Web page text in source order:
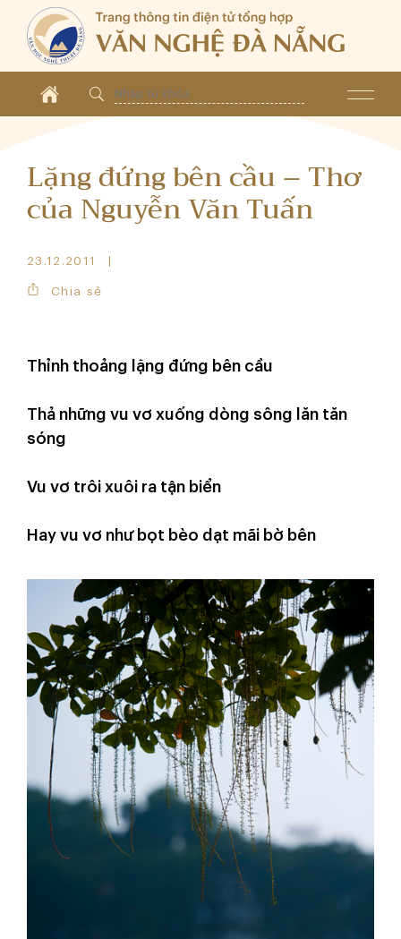
Lặng đứng bên cầu – Thơ
của Nguyễn Văn Tuấn
23.12.2011
Chia sẻ
Thỉnh thoảng lặng đứng bên cầu
Thả những vu vơ xuống dòng sông lăn tăn
sóng
Vu vơ trôi xuôi ra tận biển
Hay vu vơ như bọt bèo dạt mãi bờ bên